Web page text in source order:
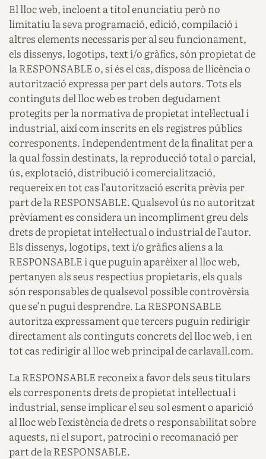
El lloc web, incloent a títol enunciatiu però no
limitatiu la seva programació, edició, compilació i
altres elements necessaris per al seu funcionament,
els dissenys, logotips, text i/o gràfics, són propietat de
la RESPONSABLE o, si és el cas, disposa de llicència o
autorització expressa per part dels autors. Tots els
continguts del lloc web es troben degudament
protegits per la normativa de propietat intel·lectual i
industrial, així com inscrits en els registres públics
corresponents. Independentment de la finalitat per a
la qual fossin destinats, la reproducció total o parcial,
ús, explotació, distribució i comercialització,
requereix en tot cas l’autorització escrita prèvia per
part de la RESPONSABLE. Qualsevol ús no autoritzat
prèviament es considera un incompliment greu dels
drets de propietat intel·lectual o industrial de l’autor.
Els dissenys, logotips, text i/o gràfics aliens a la
RESPONSABLE i que puguin aparèixer al lloc web,
pertanyen als seus respectius propietaris, els quals
són responsables de qualsevol possible controvèrsia
que se’n pugui desprendre. La RESPONSABLE
autoritza expressament que tercers puguin redirigir
directament als continguts concrets del lloc web, i en
tot cas redirigir al lloc web principal de carlavall.com.
La RESPONSABLE reconeix a favor dels seus titulars
els corresponents drets de propietat intel·lectual i
industrial, sense implicar el seu sol esment o aparició
al lloc web l’existència de drets o responsabilitat sobre
aquests, ni el suport, patrocini o recomanació per
part de la RESPONSABLE.